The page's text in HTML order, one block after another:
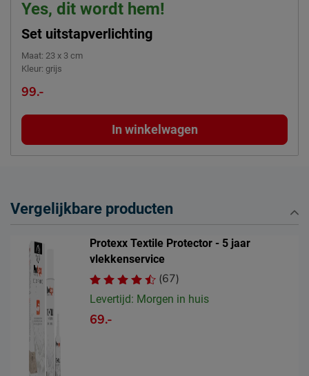
Yes, dit wordt hem!
Set uitstapverlichting
Maat: 23 x 3 cm
Kleur: grijs
99.-
In winkelwagen
Vergelijkbare producten
Protexx Textile Protector - 5 jaar
vlekkenservice
(67)
Levertijd: Morgen in huis
69.-